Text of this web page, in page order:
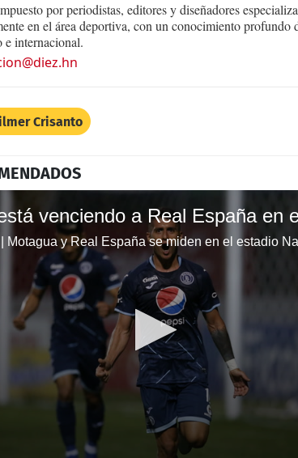
por periodistas, editores y diseñadores
en el área deportiva, con un conocimiento profundo
e internacional.
Crisanto